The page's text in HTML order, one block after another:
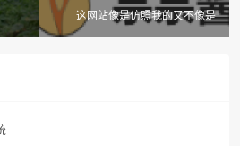
这网站像是仿照我的又不像是